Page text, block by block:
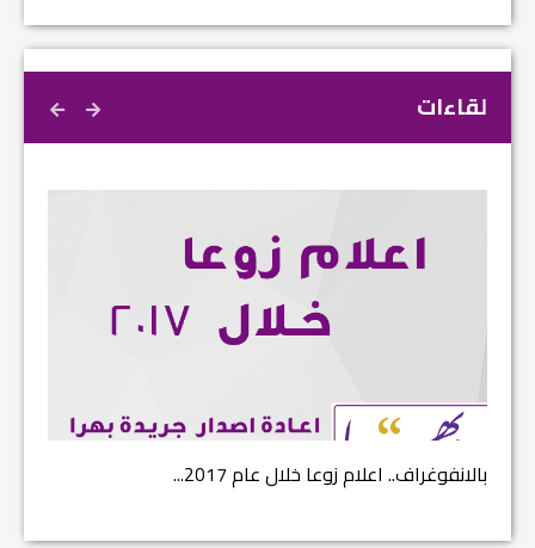
لقاءات
بالانفوغراف.. اعلام زوعا خلال عام 2017...